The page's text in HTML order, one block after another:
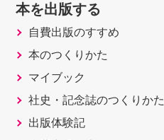
本を出版する
自費出版のすすめ
本のつくりかた
マイブック
社史・記念誌のつくりかた
出版体験記